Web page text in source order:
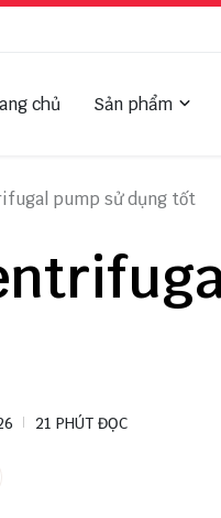
chủ Sản phẩm
pump sử dụng tốt
21 PHÚT ĐỌC